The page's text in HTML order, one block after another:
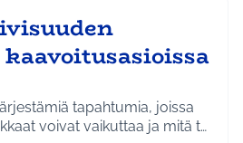
tapahtumia, joissa
voivat vaikuttaa ja mitä t…